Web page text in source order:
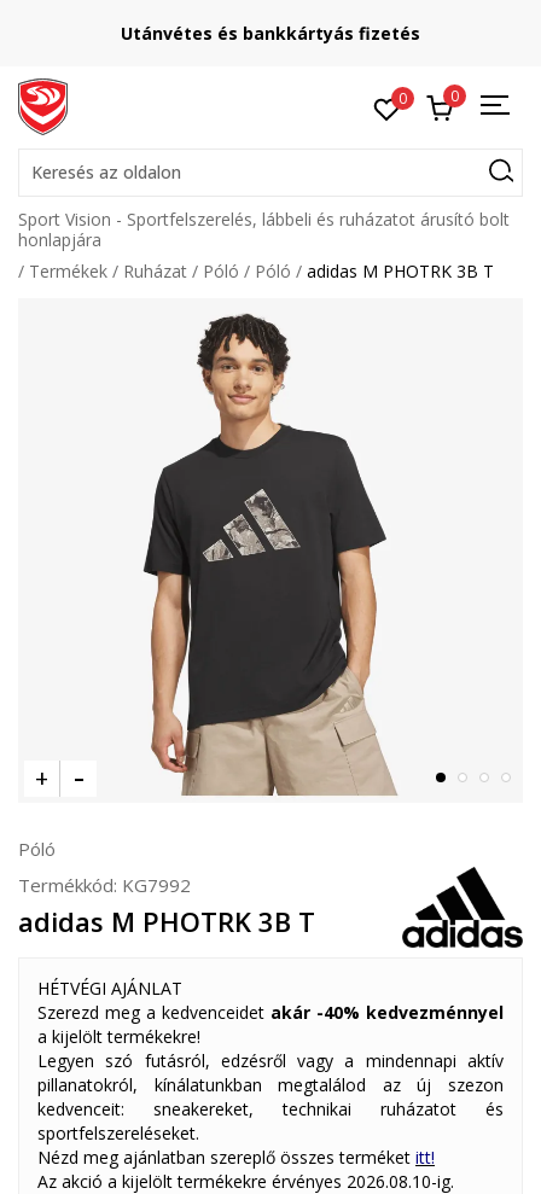
Utánvétes és bankkártyás fizetés
0 0
Keresés az oldalon
Sport Vision - Sportfelszerelés, lábbeli és ruházatot árusító bolt
honlapjára
Termékek
Ruházat Póló Póló adidas M PHOTRK 3B T
Póló
Termékkód: KG7992
adidas M PHOTRK 3B T
HÉTVÉGI AJÁNLAT
Szerezd meg a kedvenceidet akár -40% kedvezménnyel
a kijelölt termékekre!
Legyen szó futásról, edzésről vagy a mindennapi aktív
pillanatokról, kínálatunkban megtalálod az új szezon
kedvenceit: sneakereket, technikai ruházatot és
sportfelszereléseket.
Nézd meg ajánlatban szereplő összes terméket itt!
Az akció a kijelölt termékekre érvényes 2026.08.10-ig.